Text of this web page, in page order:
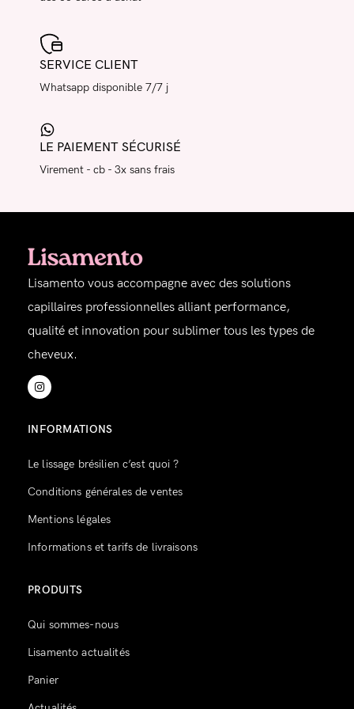
SERVICE CLIENT
Whatsapp disponible 7/7 j
LE PAIEMENT SÉCURISÉ
Virement - cb - 3x sans frais
Lisamento vous accompagne avec des solutions
capillaires professionnelles alliant performance,
qualité et innovation pour sublimer tous les types de
cheveux.
INFORMATIONS
Le lissage brésilien c’est quoi ?
Conditions générales de ventes
Mentions légales
Informations et tarifs de livraisons
PRODUITS
Qui sommes-nous
Lisamento actualités
Panier